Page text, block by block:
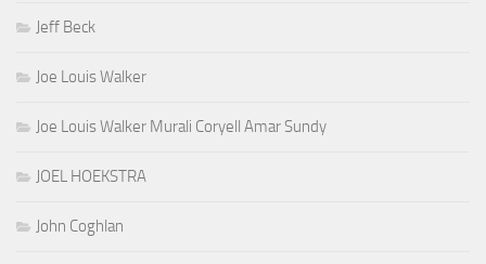
Jeff Beck
Joe Louis Walker
Joe Louis Walker Murali Coryell Amar Sundy
JOEL HOEKSTRA
John Coghlan